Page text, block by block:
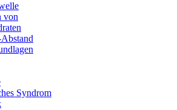
von
Syndrom